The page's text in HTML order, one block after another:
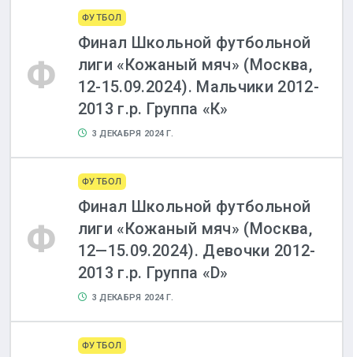
Ф
ФУТБОЛ
Финал Школьной футбольной
лиги «Кожаный мяч» (Москва,
12-15.09.2024). Мальчики 2012-
2013 г.р. Группа «К»
3 ДЕКАБРЯ 2024 Г.
Ф
ФУТБОЛ
Финал Школьной футбольной
лиги «Кожаный мяч» (Москва,
12—15.09.2024). Девочки 2012-
2013 г.р. Группа «D»
3 ДЕКАБРЯ 2024 Г.
ФУТБОЛ